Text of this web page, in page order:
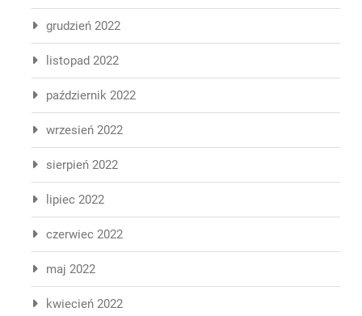
grudzień 2022
listopad 2022
październik 2022
wrzesień 2022
sierpień 2022
lipiec 2022
czerwiec 2022
maj 2022
kwiecień 2022